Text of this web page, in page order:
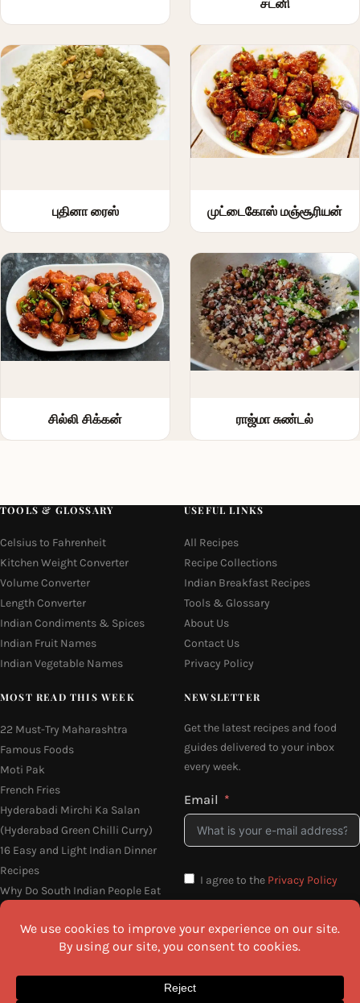
புதினா ரைஸ் முட்டைகோஸ் மஞ்சூரியன்
சில்லி சிக்கன் ராஜ்மா சுண்டல்
TOOLS & GLOSSARY
Celsius to Fahrenheit
Kitchen Weight Converter
Volume Converter
Length Converter
Indian Condiments & Spices
Indian Fruit Names
Indian Vegetable Names
USEFUL LINKS
All Recipes
Recipe Collections
Indian Breakfast Recipes
Tools & Glossary
About Us
Contact Us
Privacy Policy
MOST READ THIS WEEK
22 Must-Try Maharashtra
Famous Foods
Moti Pak
French Fries
Hyderabadi Mirchi Ka Salan
(Hyderabad Green Chilli Curry)
16 Easy and Light Indian Dinner
Recipes
Why Do South Indian People Eat
on Banana Leaves
NEWSLETTER
Get the latest recipes and food
guides delivered to your inbox
every week.
Email
I agree to the Privacy Policy
SEND ME THE RECIPES